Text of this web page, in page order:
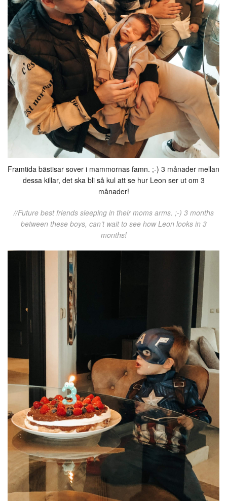
Framtida bästisar sover i mammornas famn. ;-) 3 månader mellan
dessa killar, det ska bli så kul att se hur Leon ser ut om 3
månader!
//Future best friends sleeping in their moms arms. ;-) 3 months
between these boys, can’t wait to see how Leon looks in 3
months!